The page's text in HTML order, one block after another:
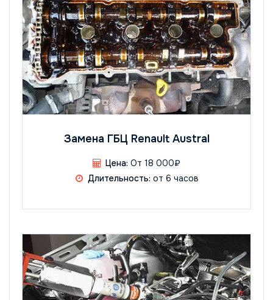
Замена ГБЦ Renault Austral
Цена: От 18 000₽
Длительность: от 6 часов